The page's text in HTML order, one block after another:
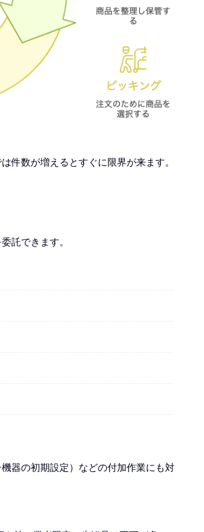
件数が増えるとすぐに限界が来ます。
託できます。
器の初期設定）などの付加作業にも対